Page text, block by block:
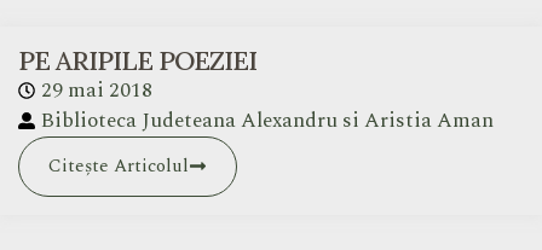
PE ARIPILE POEZIEI
29 mai 2018
Biblioteca Judeteana Alexandru si Aristia Aman
Citește Articolul